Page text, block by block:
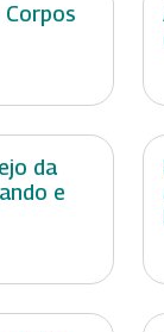
Corpos
da
e